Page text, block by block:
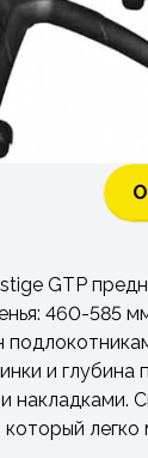
GTP
460-585
и
накладками.